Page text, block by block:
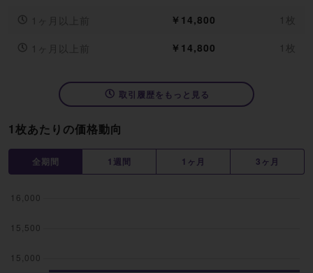
1枚あたりの価格動向
全期間 1週間 1ヶ月 3ヶ月
1ヶ月以上前 ￥14,800 1枚
1ヶ月以上前 ￥14,800 1枚
取引履歴をもっと見る